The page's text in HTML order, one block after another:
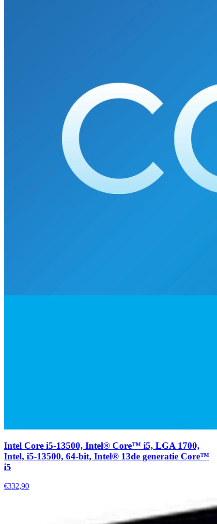
Intel Core i5-13500, Intel® Core™ i5, LGA 1700,
Intel, i5-13500, 64-bit, Intel® 13de generatie Core™
i5
€332,90